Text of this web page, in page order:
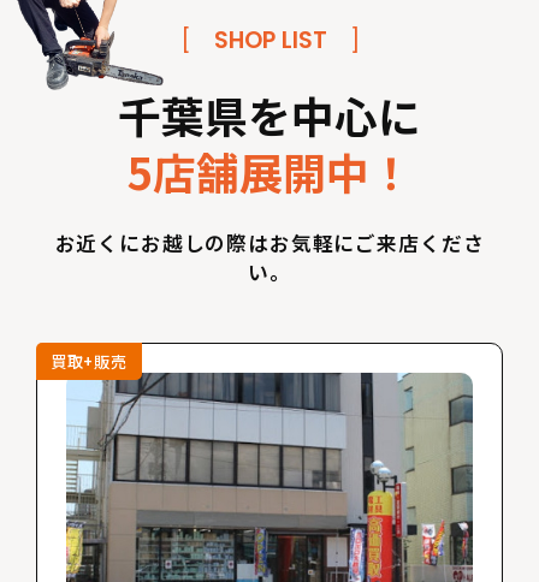
[ SHOP LIST ]
千葉県を中心に
5店舗展開中！
お近くにお越しの際はお気軽にご来店くださ
い。
買取+販売